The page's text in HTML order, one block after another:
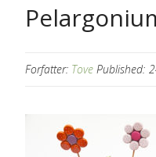
Forfatter: Tove Published: